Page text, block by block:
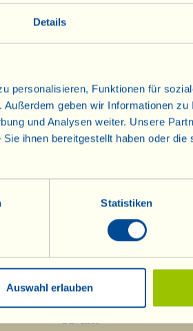
Details
personalisieren, Funktionen für
geben wir Informationen zu
und Analysen weiter. Unsere
ihnen bereitgestellt haben oder
Statistiken
Auswahl erlauben
für ihre Kollegen zubereitet
Olivenöl
Olivenöl